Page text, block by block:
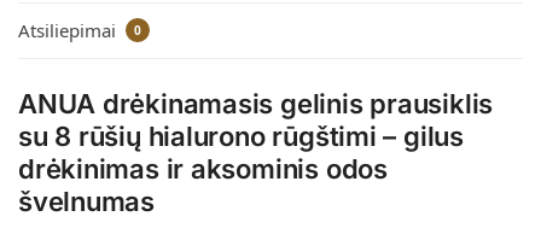
Atsiliepimai 0
ANUA drėkinamasis gelinis prausiklis
su 8 rūšių hialurono rūgštimi – gilus
drėkinimas ir aksominis odos
švelnumas